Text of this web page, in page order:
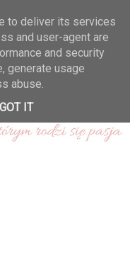
to deliver its services
and user-agent are
and security
generate usage
abuse.
GOT IT